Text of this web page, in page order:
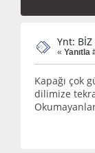
Ynt:
« Yanıtla
Kapağı çok
dilimize